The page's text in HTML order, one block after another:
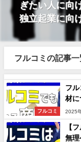
ぎたい人に向
独立起業に向
フルコミの記事一
フルコミ
フ
材に
2025
【
無理